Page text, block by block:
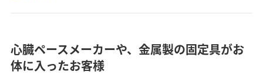
心臓ペースメーカーや、金属製の固定具がお
体に入ったお客様